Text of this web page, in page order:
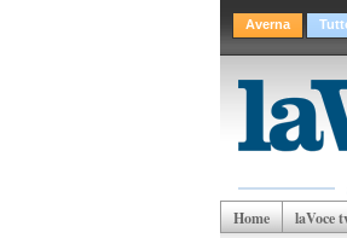
Averna
Home laVoce